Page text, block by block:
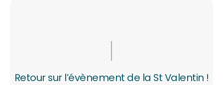
Retour sur l’évènement de la St Valentin !